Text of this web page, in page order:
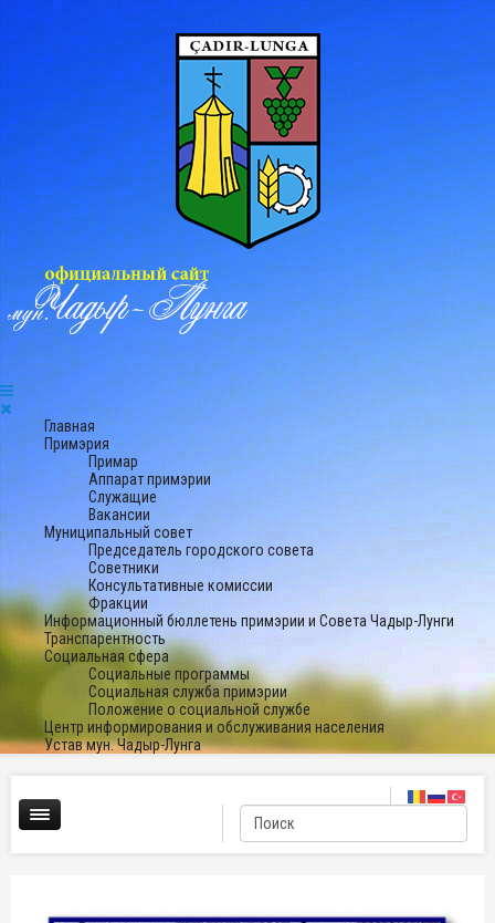
Главная
Примэрия
Примар
Аппарат примэрии
Служащие
Вакансии
Муниципальный совет
Председатель городского совета
Советники
Консультативные комиссии
Фракции
Информационный бюллетень примэрии и Совета Чадыр-Лунги
Транспарентность
Социальная сфера
Социальные программы
Социальная служба примэрии
Положение о социальной службе
Центр информирования и обслуживания населения
Устав мун. Чадыр-Лунга